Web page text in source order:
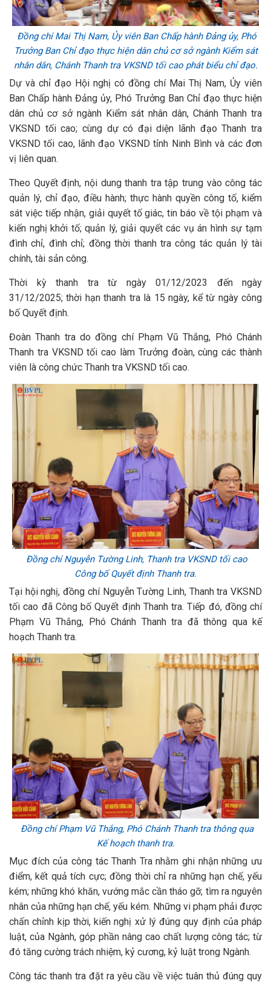
Đồng chí Mai Thị Nam, Ủy viên Ban Chấp hành Đảng ủy, Phó
Trưởng Ban Chỉ đạo thực hiện dân chủ cơ sở ngành Kiểm sát
nhân dân, Chánh Thanh tra VKSND tối cao phát biểu chỉ đạo.
Dự và chỉ đạo Hội nghị có đồng chí Mai Thị Nam, Ủy viên
Ban Chấp hành Đảng ủy, Phó Trưởng Ban Chỉ đạo thực hiện
dân chủ cơ sở ngành Kiểm sát nhân dân, Chánh Thanh tra
VKSND tối cao; cùng dự có đại diện lãnh đạo Thanh tra
VKSND tối cao, lãnh đạo VKSND tỉnh Ninh Bình và các đơn
vị liên quan.
Theo Quyết định, nội dung thanh tra tập trung vào công tác
quản lý, chỉ đạo, điều hành; thực hành quyền công tố, kiểm
sát việc tiếp nhận, giải quyết tố giác, tin báo về tội phạm và
kiến nghị khởi tố; quản lý, giải quyết các vụ án hình sự tạm
đình chỉ, đình chỉ; đồng thời thanh tra công tác quản lý tài
chính, tài sản công.
Thời kỳ thanh tra từ ngày 01/12/2023 đến ngày
31/12/2025; thời hạn thanh tra là 15 ngày, kể từ ngày công
bố Quyết định.
Đoàn Thanh tra do đồng chí Phạm Vũ Thắng, Phó Chánh
Thanh tra VKSND tối cao làm Trưởng đoàn, cùng các thành
viên là công chức Thanh tra VKSND tối cao.
Đồng chí Nguyễn Tường Linh, Thanh tra VKSND tối cao
Công bố Quyết định Thanh tra.
Tại hội nghị, đồng chí Nguyễn Tường Linh, Thanh tra VKSND
tối cao đã Công bố Quyết định Thanh tra. Tiếp đó, đồng chí
Phạm Vũ Thắng, Phó Chánh Thanh tra đã thông qua kế
hoạch Thanh tra.
Đồng chí Phạm Vũ Thắng, Phó Chánh Thanh tra thông qua
Kế hoạch thanh tra.
Mục đích của công tác Thanh Tra nhằm ghi nhận những ưu
điểm, kết quả tích cực; đồng thời chỉ ra những hạn chế, yếu
kém; những khó khăn, vướng mắc cần tháo gỡ; tìm ra nguyên
nhân của những hạn chế, yếu kém. Những vi phạm phải được
chấn chỉnh kịp thời, kiến nghị xử lý đúng quy định của pháp
luật, của Ngành, góp phần nâng cao chất lượng công tác; từ
đó tăng cường trách nhiệm, kỷ cương, kỷ luật trong Ngành.
Công tác thanh tra đặt ra yêu cầu về việc tuân thủ đúng quy